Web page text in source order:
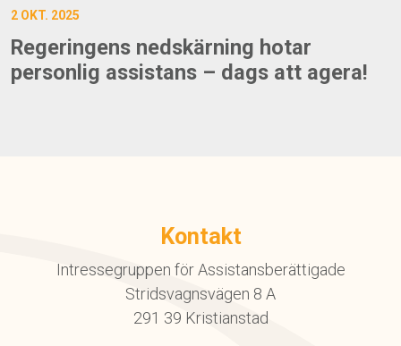
2 OKT. 2025
Regeringens nedskärning hotar
personlig assistans – dags att agera!
Kontakt
Intressegruppen för Assistansberättigade
Stridsvagnsvägen 8 A
291 39 Kristianstad